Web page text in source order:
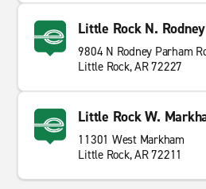
Little Rock N.
9804 N Rodney Parham
Little Rock, AR 72227
Little Rock W.
11301 West Markham
Little Rock, AR 72211